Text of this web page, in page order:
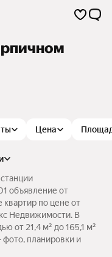
Цена
объявление от
квартир по цене от
Недвижимости. В
от 21,4 м² до 165,1 м²
планировки и